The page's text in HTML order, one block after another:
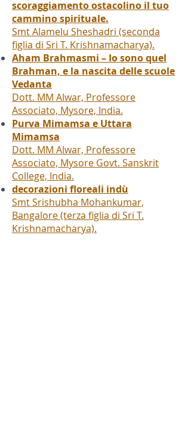
scoraggiamento ostacolino il tuo
cammino spirituale.
Smt Alamelu Sheshadri (seconda
figlia di Sri T. Krishnamacharya).
Aham Brahmasmi – Io sono quel
Brahman, e la nascita delle scuole
Vedanta
Dott. MM Alwar, Professore
Associato, Mysore, India.
Purva Mimamsa e Uttara
Mimamsa
Dott. MM Alwar, Professore
Associato, Mysore Govt. Sanskrit
College, India.
decorazioni floreali indù
Smt Srishubha Mohankumar,
Bangalore (terza figlia di Sri T.
Krishnamacharya).